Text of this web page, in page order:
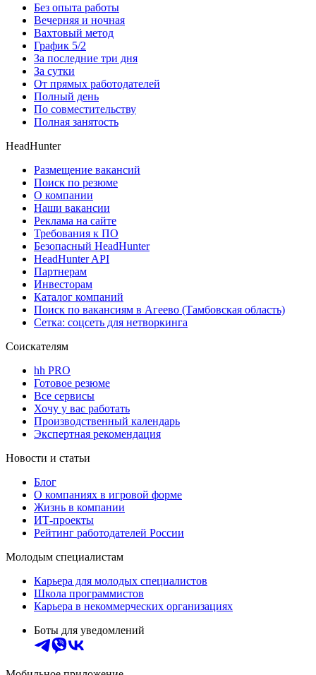
Без опыта работы
Вечерняя и ночная
Вахтовый метод
График 5/2
За последние три дня
За сутки
От прямых работодателей
Полный день
По совместительству
Полная занятость
HeadHunter
Размещение вакансий
Поиск по резюме
О компании
Наши вакансии
Реклама на сайте
Требования к ПО
Безопасный HeadHunter
HeadHunter API
Партнерам
Инвесторам
Каталог компаний
Поиск по вакансиям в Агеево (Тамбовская область)
Сетка: соцсеть для нетворкинга
Соискателям
hh PRO
Готовое резюме
Все сервисы
Хочу у вас работать
Производственный календарь
Экспертная рекомендация
Новости и статьи
Блог
О компаниях в игровой форме
Жизнь в компании
ИТ-проекты
Рейтинг работодателей России
Молодым специалистам
Карьера для молодых специалистов
Школа программистов
Карьера в некоммерческих организациях
Боты для уведомлений